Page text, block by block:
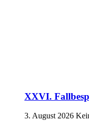
XXVI.
3. August 2026